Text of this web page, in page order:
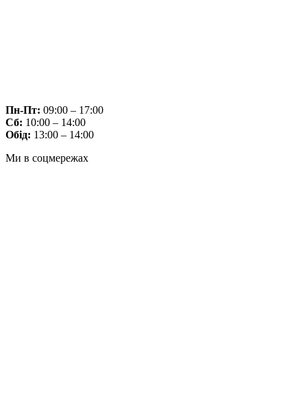
Пн-Пт: 09:00 – 17:00
Сб: 10:00 – 14:00
Обід: 13:00 – 14:00
Ми в соцмережах